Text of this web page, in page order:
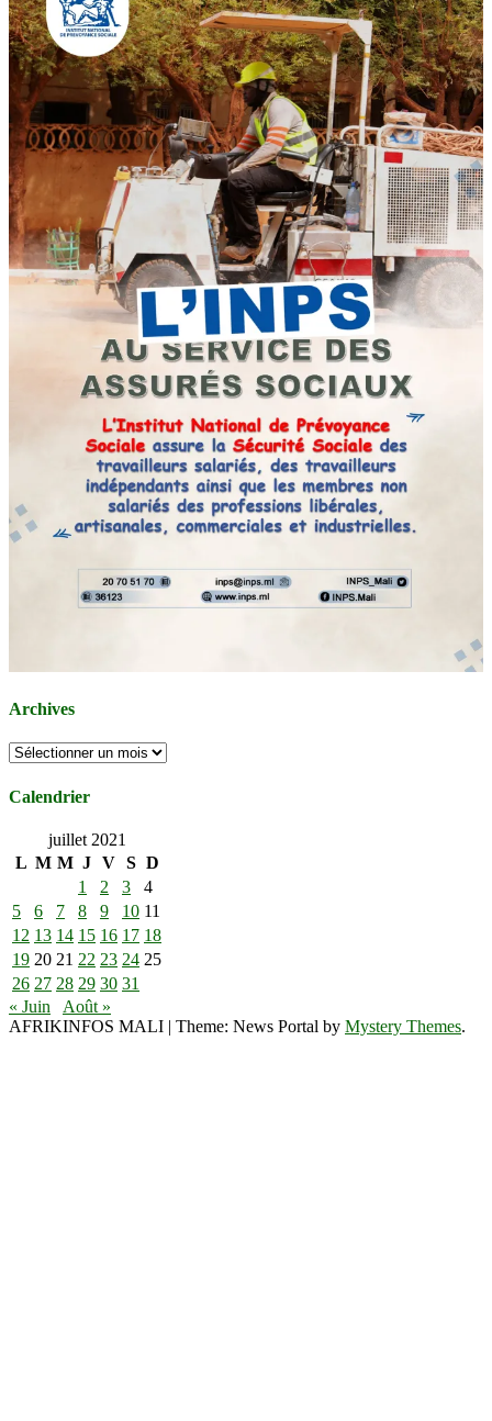
Archives
Archives
Calendrier
juillet 2021
L M M J V S D
1
2 3
4
5
6 7 8 9 10 11
12 13 14 15 16 17 18
19 20 21 22 23 24 25
26 27 28 29 30 31
« Juin
Août »
AFRIKINFOS MALI | Theme: News Portal by Mystery Themes.